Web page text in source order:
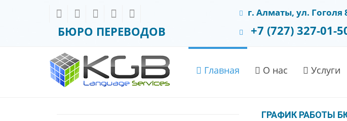
БЮРО ПЕРЕВОДОВ
г. Алматы, ул. Гоголя
+7 (727) 327-01-
Главная О нас Услуги
ГРАФИК РАБОТЫ